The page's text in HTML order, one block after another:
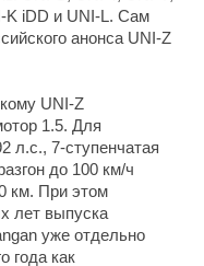
K iDD и UNI-L. Сам
анонса UNI-Z
UNI-Z
1.5. Для
л.с., 7-ступенчатая
до 100 км/ч
км. При этом
лет выпуска
уже отдельно
года как